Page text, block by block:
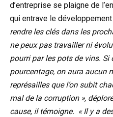
d’entreprise se plaigne de
qui entrave le
rendre les clés dans les
ne peux pas travailler ni
pourri par les pots de vins. Si
pourcentage, on aura aucun
représailles que l’on subit
mal de la corruption »,
cause, il témoigne. « Il y a